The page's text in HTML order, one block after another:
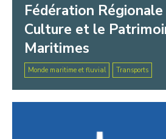
Fédération
Culture et le
Maritimes
Monde maritime et fluvial Transports